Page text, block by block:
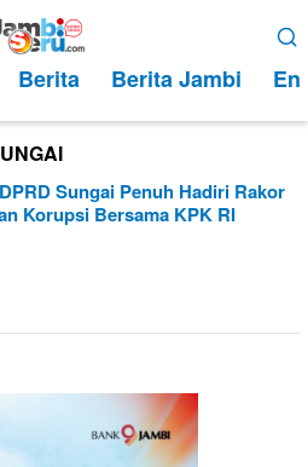
Berita Berita Jambi
Sungai Penuh Hadiri Rakor
Korupsi Bersama KPK RI